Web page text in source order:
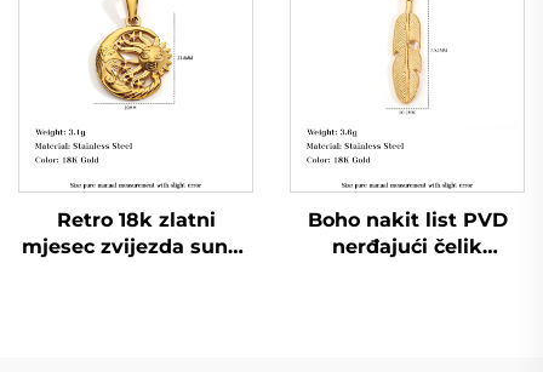
Retro 18k zlatni
mjesec zvijezda sunce
Boho nakit list PVD
nerđajući čelik